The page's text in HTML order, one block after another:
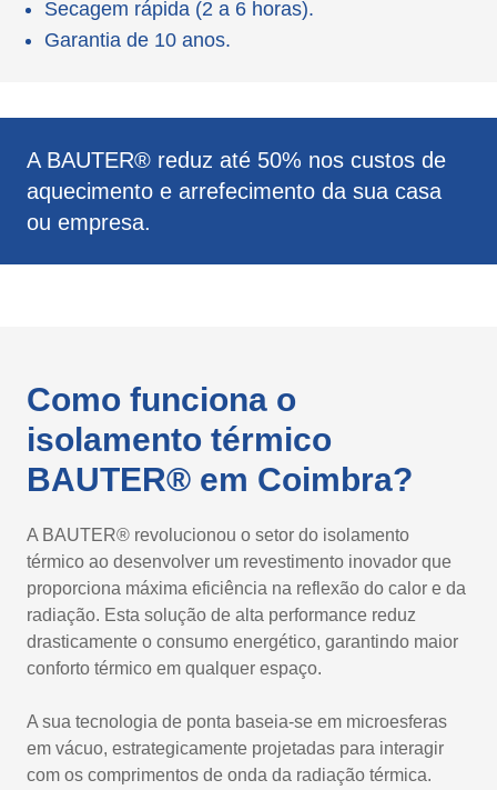
Secagem rápida (2 a 6 horas).
Garantia de 10 anos.
A BAUTER® reduz até 50% nos custos de
aquecimento e arrefecimento da sua casa
ou empresa.
Como funciona o
isolamento térmico
BAUTER® em Coimbra?
A BAUTER® revolucionou o setor do isolamento
térmico ao desenvolver um revestimento inovador que
proporciona máxima eficiência na reflexão do calor e da
radiação. Esta solução de alta performance reduz
drasticamente o consumo energético, garantindo maior
conforto térmico em qualquer espaço.
A sua tecnologia de ponta baseia-se em microesferas
em vácuo, estrategicamente projetadas para interagir
com os comprimentos de onda da radiação térmica.